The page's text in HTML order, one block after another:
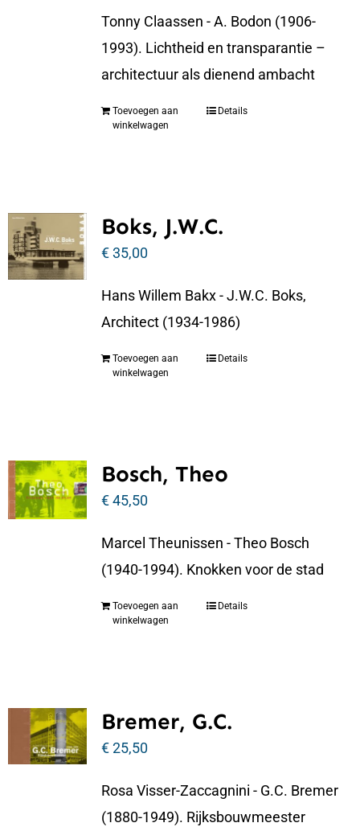
Tonny Claassen - A. Bodon (1906-
1993). Lichtheid en transparantie –
architectuur als dienend ambacht
Toevoegen aan
winkelwagen
Details
Boks, J.W.C.
€35,00
Hans Willem Bakx - J.W.C. Boks,
Architect (1934-1986)
Toevoegen aan
winkelwagen
Details
Bosch, Theo
€45,50
Marcel Theunissen - Theo Bosch
(1940-1994). Knokken voor de stad
Toevoegen aan
winkelwagen
Details
Bremer, G.C.
€25,50
Rosa Visser-Zaccagnini - G.C. Bremer
(1880-1949). Rijksbouwmeester